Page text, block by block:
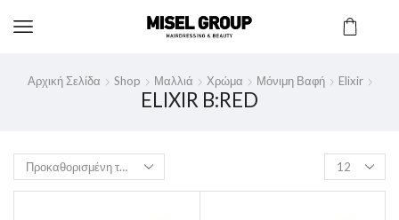
Αρχική Σελίδα Shop Μαλλιά Χρώμα Μόνιμη Βαφή Elixir
ELIXIR B:RED